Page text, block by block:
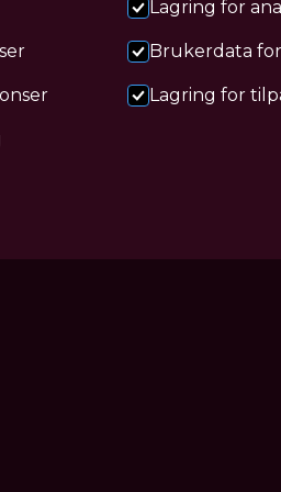
Lagring for
Brukerdata
Lagring for